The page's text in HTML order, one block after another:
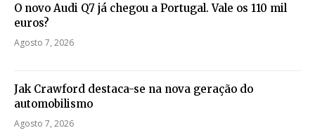
O novo Audi Q7 já chegou a Portugal. Vale os 110 mil
euros?
Agosto 7, 2026
Jak Crawford destaca-se na nova geração do
automobilismo
Agosto 7, 2026